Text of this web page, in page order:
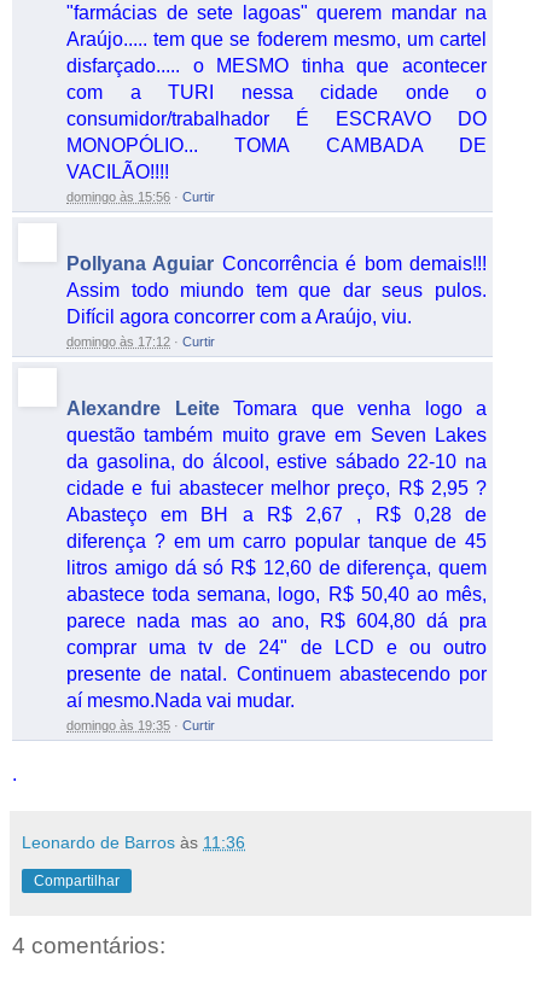
"farmácias de sete lagoas" querem mandar na
Araújo..... tem que se foderem mesmo, um cartel
disfarçado..... o MESMO tinha que acontecer
com a TURI nessa cidade onde o
consumidor/trabalhador É ESCRAVO DO
MONOPÓLIO... TOMA CAMBADA DE
VACILÃO!!!!
domingo às 15:56 · Curtir
Pollyana Aguiar Concorrência é bom demais!!!
Assim todo miundo tem que dar seus pulos.
Difícil agora concorrer com a Araújo, viu.
domingo às 17:12 · Curtir
Alexandre Leite
Tomara que venha logo a
questão também muito grave em Seven Lakes
da gasolina, do álcool, estive sábado 22-10 na
cidade e fui abastecer melhor preço, R$ 2,95 ?
Abasteço em BH a R$ 2,67 , R$ 0,28 de
diferença ? em um carro popular tanque de 45
litros amigo dá só R$ 12,60 de diferença, quem
abastece toda semana, logo, R$ 50,40 ao mês,
parece nada mas ao ano, R$ 604,80 dá pra
comprar uma tv de 24" de LCD e ou outro
presente de natal. Continuem abastecendo por
aí mesmo.Nada vai mudar.
domingo às 19:35 · Curtir
.
Leonardo de Barros às 11:36
Compartilhar
4 comentários: